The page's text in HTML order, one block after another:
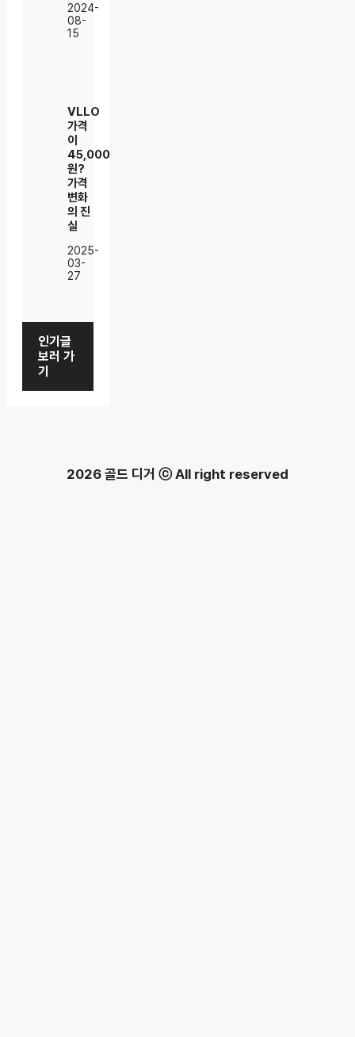
2024-
08-
15
VLLO
가격
이
45,000
원?
가격
변화
의 진
실
2025-
03-
27
인기글
보러 가
기
2026 골드 디거 ⓒ All right reserved